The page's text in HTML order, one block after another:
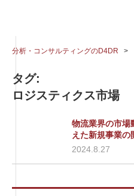
分析・コンサルティングのD4DR >
タグ:
ロジスティクス市場
物流業界の市
えた新規事業の
2024.8.27